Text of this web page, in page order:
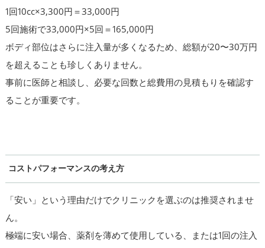
1回10cc×3,300円＝33,000円
5回施術で33,000円×5回＝165,000円
ボディ部位はさらに注入量が多くなるため、総額が20〜30万円
を超えることも珍しくありません。
事前に医師と相談し、必要な回数と総費用の見積もりを確認す
ることが重要です。
コストパフォーマンスの考え方
「安い」という理由だけでクリニックを選ぶのは推奨されませ
ん。
極端に安い場合、薬剤を薄めて使用している、または1回の注入